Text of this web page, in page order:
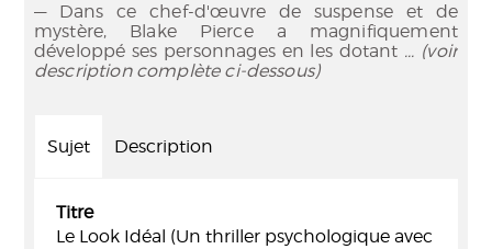
— Dans ce chef-d'œuvre de suspense et de
mystère, Blake Pierce a magnifiquement
développé ses personnages en les dotant ... (voir
description complète ci-dessous)
Sujet Description
Titre
Le Look Idéal (Un thriller psychologique avec